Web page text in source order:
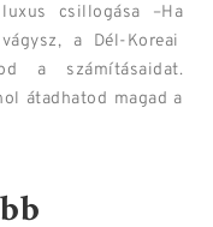
csillogása –Ha
a Dél-Koreai
a számításaidat.
átadhatod magad a